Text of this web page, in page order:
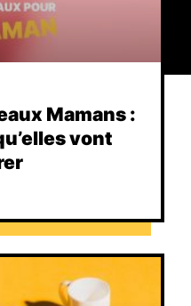
Mamans :
vont